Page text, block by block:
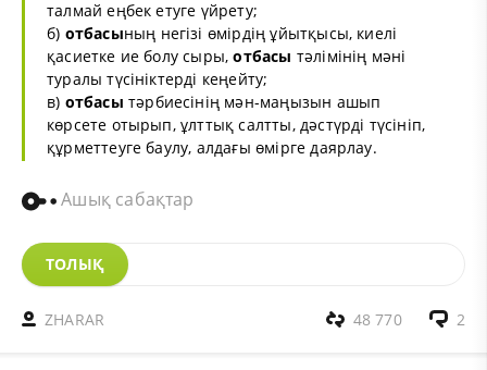
талмай еңбек етуге үйрету;
б) отбасының негізі өмірдің ұйытқысы, киелі
қасиетке ие болу сыры,отбасы тәлімінің мәні
туралы түсініктерді кеңейту;
в) отбасы тәрбиесінің мән-маңызын ашып
көрсете отырып, ұлттық салтты, дәстүрді түсініп,
құрметтеуге баулу, алдағы өмірге даярлау.
Ашық сабақтар
ТОЛЫҚ
ZHARAR 2
48 770